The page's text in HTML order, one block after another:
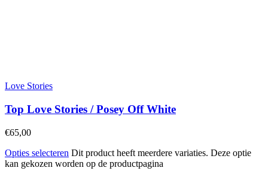
Love Stories
Top Love Stories / Posey Off White
€65,00
Opties selecteren Dit product heeft meerdere variaties. Deze optie
kan gekozen worden op de productpagina